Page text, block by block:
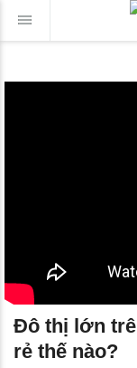
Đô thị lớn
rẻ thế nào?